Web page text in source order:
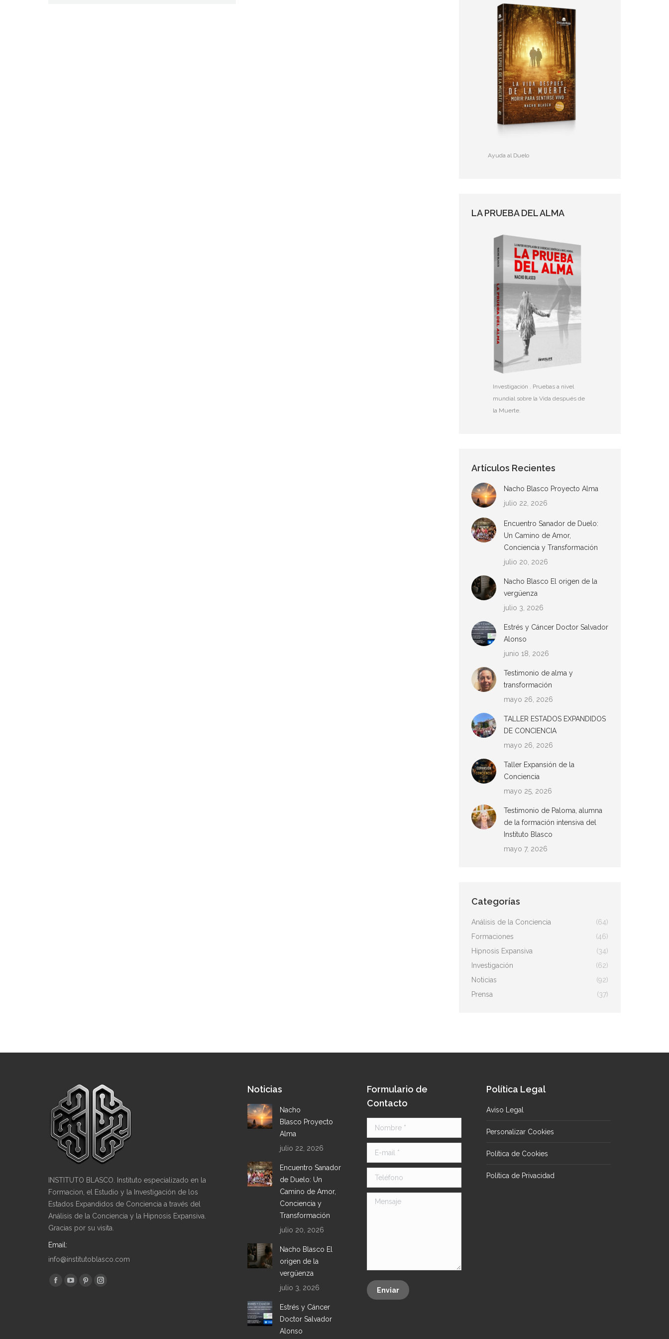
Ayuda al Duelo
LA PRUEBA DEL ALMA
Investigación . Pruebas a nivel
mundial sobre la Vida después de
la Muerte.
Artículos Recientes
Nacho Blasco Proyecto Alma
julio 22, 2026
Encuentro Sanador de Duelo:
Un Camino de Amor,
Conciencia y Transformación
julio 20, 2026
Nacho Blasco El origen de la
vergüenza
julio 3, 2026
Estrés y Cáncer Doctor Salvador
Alonso
junio 18, 2026
Testimonio de alma y
transformación
mayo 26, 2026
TALLER ESTADOS EXPANDIDOS
DE CONCIENCIA
mayo 26, 2026
Taller Expansión de la
Conciencia
mayo 25, 2026
Testimonio de Paloma, alumna
de la formación intensiva del
Instituto Blasco
mayo 7, 2026
Categorías
Análisis de la Conciencia
(64)
Formaciones
(46)
Hipnosis Expansiva
(34)
Investigación
(62)
Noticias
(92)
Prensa
(37)
INSTITUTO BLASCO. Instituto especializado en la
Formacion, el Estudio y la Investigación de los
Estados Expandidos de Conciencia a través del
Análisis de la Conciencia y la Hipnosis Expansiva.
Gracias por su visita.
Email:
info@institutoblasco.com
Encuéntranos en:
FacebookYouTube
PinterestInstagram
Noticias
Nacho
Blasco Proyecto
Alma
julio 22, 2026
Encuentro Sanador
de Duelo: Un
Camino de Amor,
Conciencia y
Transformación
julio 20, 2026
Nacho Blasco El
origen de la
vergüenza
julio 3, 2026
Estrés y Cáncer
Doctor Salvador
Alonso
Formulario de
Contacto
Nombre *
E-mail *
Teléfono
Mensaje
Enviar
Política Legal
Aviso Legal
Personalizar Cookies
Política de Cookies
Política de Privacidad